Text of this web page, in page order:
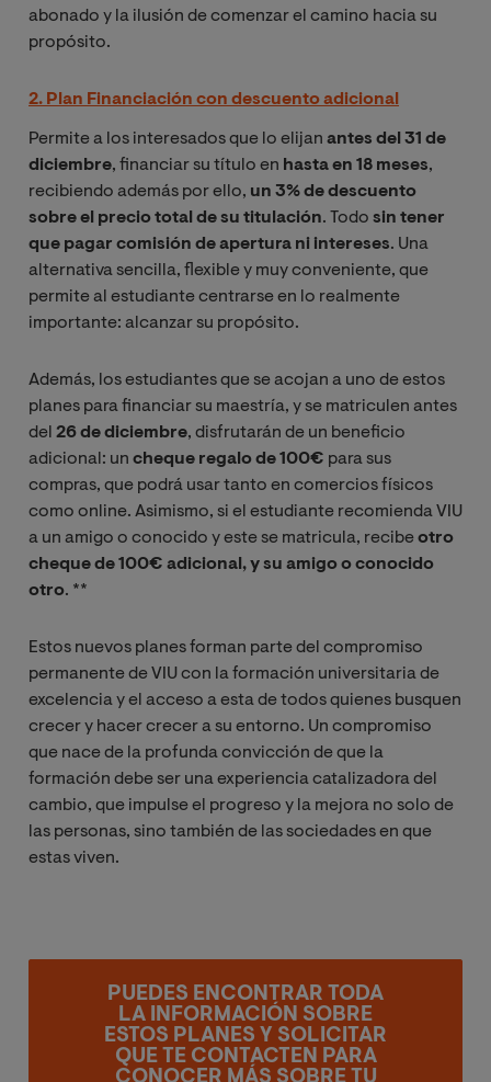
abonado y la ilusión de comenzar el camino hacia su
propósito.
2. Plan Financiación con descuento adicional
Permite a los interesados que lo elijan antes del 31 de
diciembre, financiar su título en hasta en 18 meses,
recibiendo además por ello, un 3% de descuento
sobre el precio total de su titulación. Todo sin tener
que pagar comisión de apertura ni intereses. Una
alternativa sencilla, flexible y muy conveniente, que
permite al estudiante centrarse en lo realmente
importante: alcanzar su propósito.
Además, los estudiantes que se acojan a uno de estos
planes para financiar su maestría, y se matriculen antes
del 26 de diciembre, disfrutarán de un beneficio
adicional: un cheque regalo de 100€ para sus
compras, que podrá usar tanto en comercios físicos
como online. Asimismo, si el estudiante recomienda VIU
a un amigo o conocido y este se matricula, recibeotro
cheque de 100€ adicional, y su amigo o conocido
otro. **
Estos nuevos planes forman parte del compromiso
permanente de VIU con la formación universitaria de
excelencia y el acceso a esta de todos quienes busquen
crecer y hacer crecer a su entorno. Un compromiso
que nace de la profunda convicción de que la
formación debe ser una experiencia catalizadora del
cambio, que impulse el progreso y la mejora no solo de
las personas, sino también de las sociedades en que
estas viven.
PUEDES ENCONTRAR TODA
LA INFORMACIÓN SOBRE
ESTOS PLANES Y SOLICITAR
QUE TE CONTACTEN PARA
CONOCER MÁS SOBRE TU